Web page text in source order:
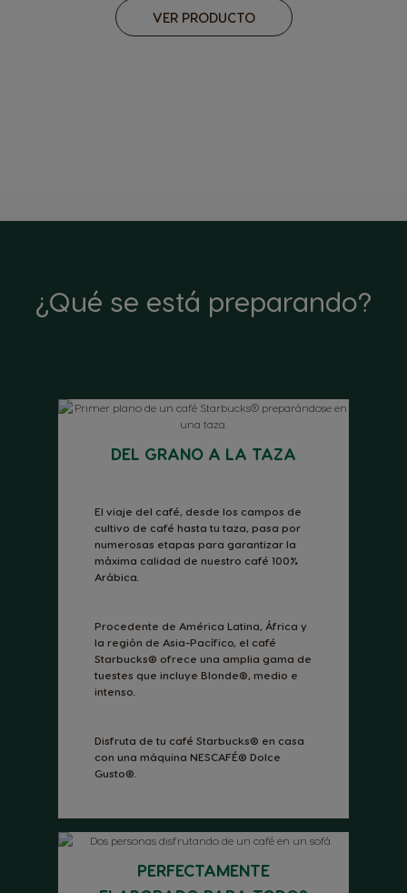
VER PRODUCTO
¿Qué se está preparando?
DEL GRANO A LA TAZA
El viaje del café, desde los campos de
cultivo de café hasta tu taza, pasa por
numerosas etapas para garantizar la
máxima calidad de nuestro café 100%
Arábica.
Procedente de América Latina, África y
la región de Asia-Pacífico, el café
Starbucks® ofrece una amplia gama de
tuestes que incluye Blonde®, medio e
intenso.
Disfruta de tu café Starbucks® en casa
con una máquina NESCAFÉ® Dolce
Gusto®.
PERFECTAMENTE